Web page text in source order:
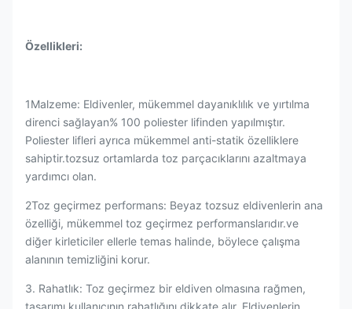
Özellikleri:
1Malzeme: Eldivenler, mükemmel dayanıklılık ve yırtılma
direnci sağlayan% 100 poliester lifinden yapılmıştır.
Poliester lifleri ayrıca mükemmel anti-statik özelliklere
sahiptir.tozsuz ortamlarda toz parçacıklarını azaltmaya
yardımcı olan.
2Toz geçirmez performans: Beyaz tozsuz eldivenlerin ana
özelliği, mükemmel toz geçirmez performanslarıdır.ve
diğer kirleticiler ellerle temas halinde, böylece çalışma
alanının temizliğini korur.
3. Rahatlık: Toz geçirmez bir eldiven olmasına rağmen,
tasarımı kullanıcının rahatlığını dikkate alır. Eldivenlerin